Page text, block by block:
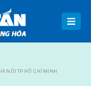
NỘI TP HỒ CHÍ MINH